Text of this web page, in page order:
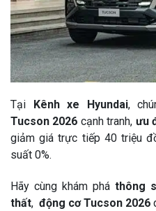
Tại Kênh xe Hyundai,
Tucson 2026 cạnh tranh, ưu
giảm giá trực tiếp 40 triệu
suất 0%.
Hãy cùng khám pháthông
thất, động cơ Tucson 2026